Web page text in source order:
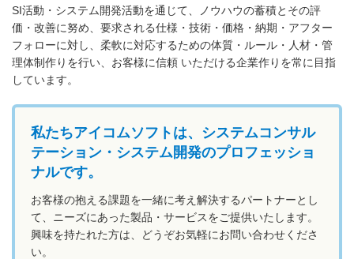
SI活動・システム開発活動を通じて、ノウハウの蓄積とその評
価・改善に努め、要求される仕様・技術・価格・納期・アフター
フォローに対し、柔軟に対応するための体質・ルール・人材・管
理体制作りを行い、お客様に信頼 いただける企業作りを常に目指
しています。
私たちアイコムソフトは、システムコンサル
テーション・システム開発のプロフェッショ
ナルです。
お客様の抱える課題を一緒に考え解決するパートナーとし
て、ニーズにあった製品・サービスをご提供いたします。
興味を持たれた方は、どうぞお気軽にお問い合わせくださ
い。